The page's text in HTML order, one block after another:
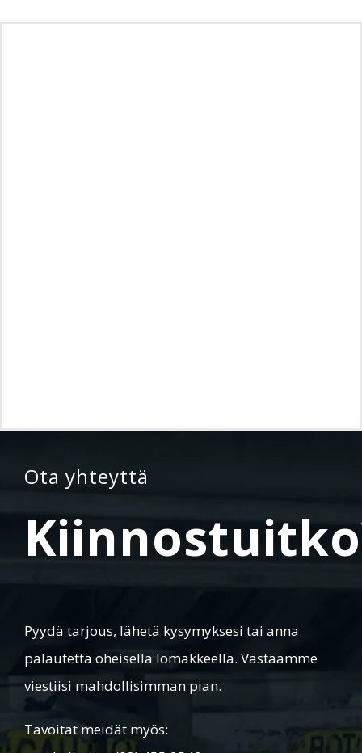
Ota yhteyttä
Pyydä tarjous, lähetä kysymyksesi tai anna
palautetta oheisella lomakkeella. Vastaamme
viestiisi mahdollisimman pian.
Tavoitat meidät myös: